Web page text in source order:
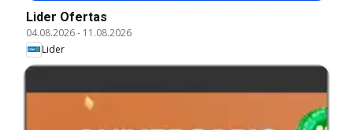
Lider Ofertas
04.08.2026- 11.08.2026
Lider